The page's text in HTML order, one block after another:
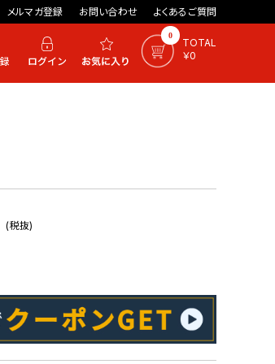
メルマガ登録 お問い合わせ よくあるご質問
0
TOTAL
￥0
(税抜)